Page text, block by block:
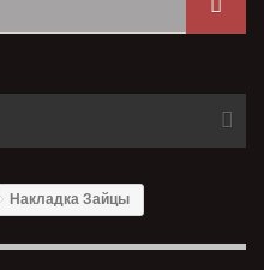
Накладка Зайцы